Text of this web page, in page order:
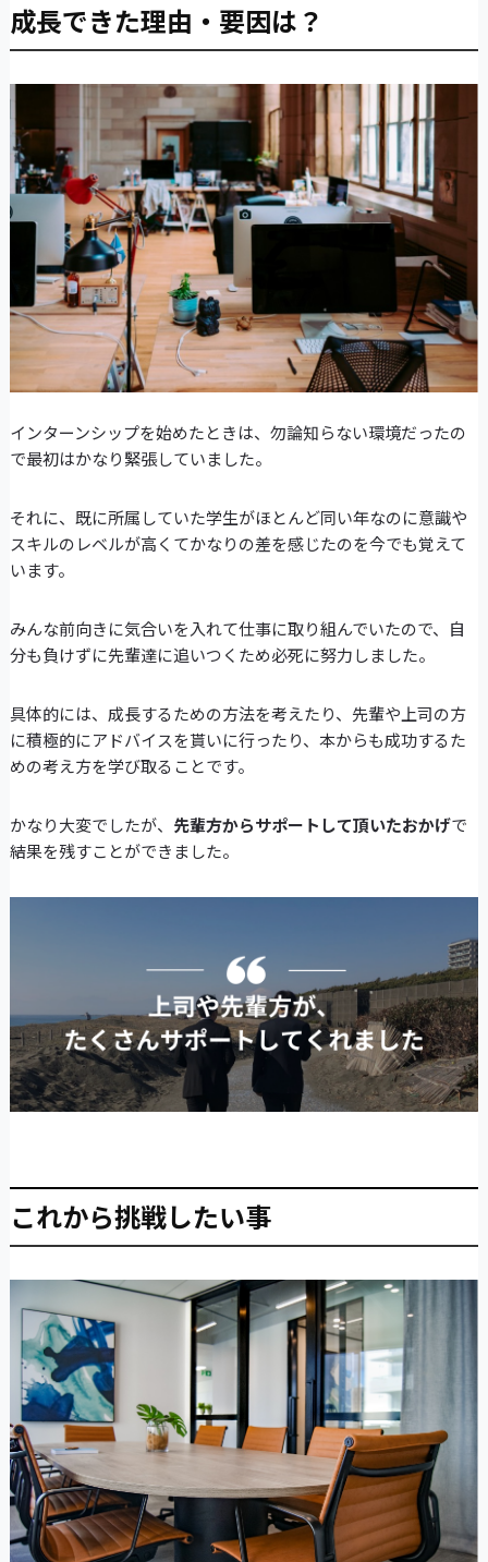
成長できた理由・要因は？
インターンシップを始めたときは、勿論知らない環境だったの
で最初はかなり緊張していました。
それに、既に所属していた学生がほとんど同い年なのに意識や
スキルのレベルが高くてかなりの差を感じたのを今でも覚えて
います。
みんな前向きに気合いを入れて仕事に取り組んでいたので、自
分も負けずに先輩達に追いつくため必死に努力しました。
具体的には、成長するための方法を考えたり、先輩や上司の方
に積極的にアドバイスを貰いに行ったり、本からも成功するた
めの考え方を学び取ることです。
かなり大変でしたが、 先輩方からサポートして頂いたおかげで
結果を残すことができました。
これから挑戦したい事